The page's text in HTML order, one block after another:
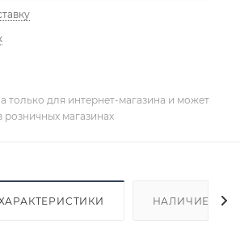
только для интернет-магазина и может
розничных магазинах
НАЛИЧИЕ